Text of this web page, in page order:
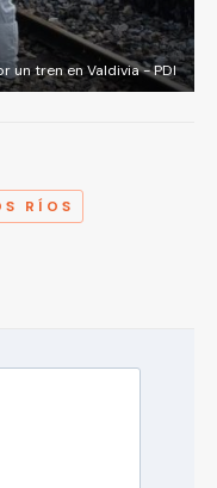
un tren en Valdivia - PDI
RÍOS